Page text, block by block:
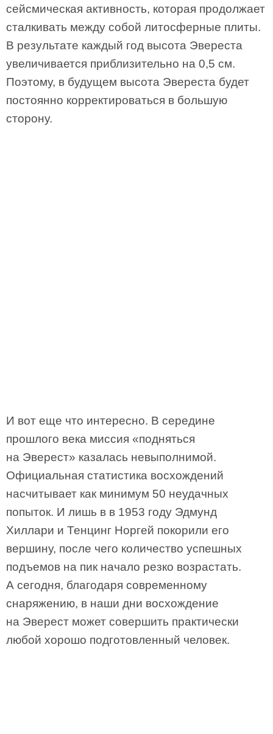
сейсмическая активность, которая продолжает
сталкивать между собой литосферные плиты.
В результате каждый год высота Эвереста
увеличивается приблизительно на 0,5 см.
Поэтому, в будущем высота Эвереста будет
постоянно корректироваться в большую
сторону.
И вот еще что интересно. В середине
прошлого века миссия «подняться
на Эверест» казалась невыполнимой.
Официальная статистика восхождений
насчитывает как минимум 50 неудачных
попыток. И лишь в в 1953 году Эдмунд
Хиллари и Тенцинг Норгей покорили его
вершину, после чего количество успешных
подъемов на пик начало резко возрастать.
А сегодня, благодаря современному
снаряжению, в наши дни восхождение
на Эверест может совершить практически
любой хорошо подготовленный человек.